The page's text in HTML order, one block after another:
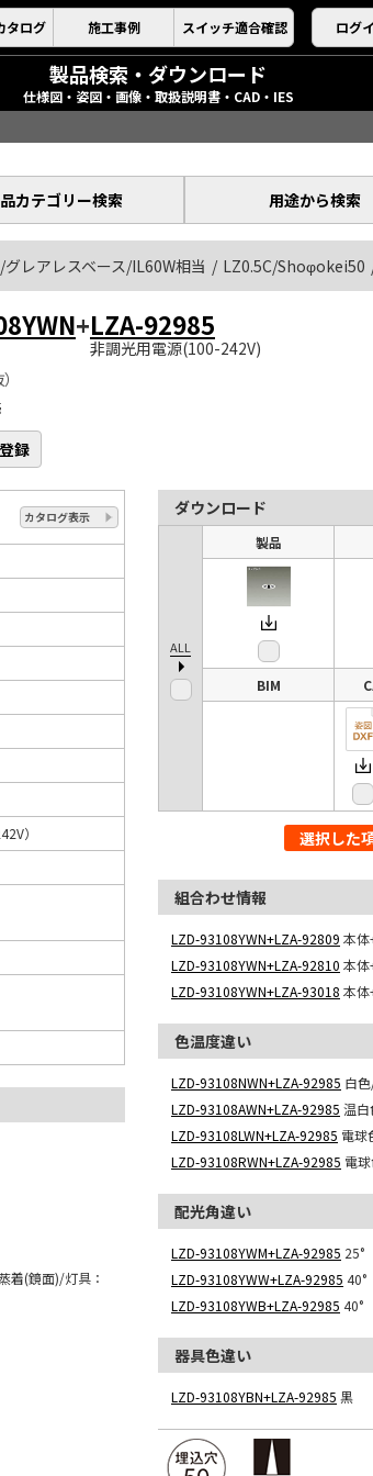
タログ 施工事例 スイッチ適合確認 ログ
製品検索・ダウンロード
仕様図・姿図・画像・取扱説明書・CAD・IES
カテゴリー検索 用途から検索
レアレスベース/IL60W相当 LZ0.5C/Shoφokei50
+LZA-92985
非調光用電源(100-242V)
録
カタログ表示
）
着(鏡面)/灯具：
ダウンロード
ALL
製品
BIM
選択した
組合わせ情報
LZD-93108YWN+LZA-92809 本体
LZD-93108YWN+LZA-92810 本体
LZD-93108YWN+LZA-93018 本体
色温度違い
LZD-93108NWN+LZA-92985 白
LZD-93108AWN+LZA-92985 温
LZD-93108LWN+LZA-92985 電球
LZD-93108RWN+LZA-92985 電
配光角違い
LZD-93108YWM+LZA-92985 25°
LZD-93108YWW+LZA-92985 40°
LZD-93108YWB+LZA-92985 40°
器具色違い
LZD-93108YBN+LZA-92985 黒